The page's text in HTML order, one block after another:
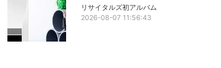
リサイタルズ初アルバム
2026-08-07 11:56:43